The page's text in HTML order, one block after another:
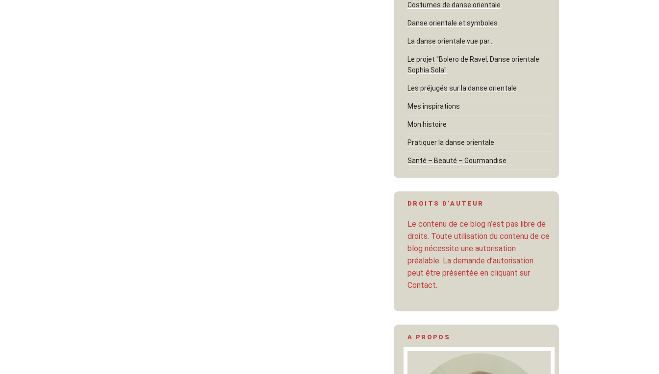
Costumes de danse orientale
Danse orientale et symboles
La danse orientale vue par…
Le projet "Bolero de Ravel, Danse orientale
Sophia Sola"
Les préjugés sur la danse orientale
Mes inspirations
Mon histoire
Pratiquer la danse orientale
Santé – Beauté – Gourmandise
DROITS D’AUTEUR
Le contenu de ce blog n’est pas libre de
droits. Toute utilisation du contenu de ce
blog nécessite une autorisation
préalable. La demande d’autorisation
peut être présentée en cliquant sur
Contact.
A PROPOS